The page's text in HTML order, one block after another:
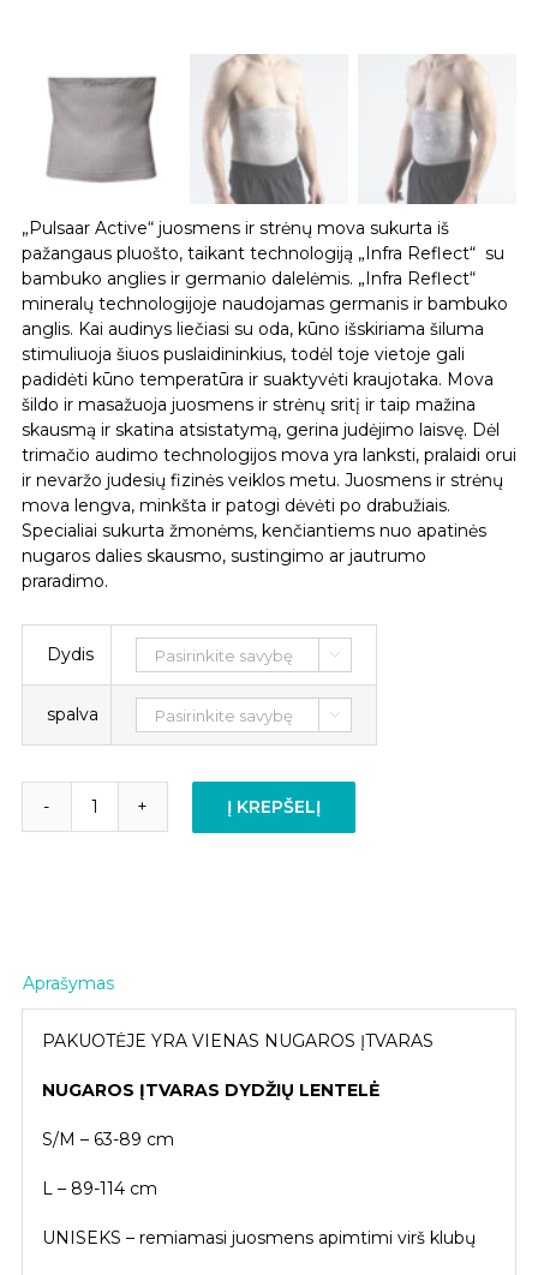
„Pulsaar Active“ juosmens ir strėnų mova sukurta iš
pažangaus pluošto, taikant technologiją „Infra Reflect“ su
bambuko anglies ir germanio dalelėmis. „Infra Reflect“
mineralų technologijoje naudojamas germanis ir bambuko
anglis. Kai audinys liečiasi su oda, kūno išskiriama šiluma
stimuliuoja šiuos puslaidininkius, todėl toje vietoje gali
padidėti kūno temperatūra ir suaktyvėti kraujotaka. Mova
šildo ir masažuoja juosmens ir strėnų sritį ir taip mažina
skausmą ir skatina atsistatymą, gerina judėjimo laisvę. Dėl
trimačio audimo technologijos mova yra lanksti, pralaidi orui
ir nevaržo judesių fizinės veiklos metu. Juosmens ir strėnų
mova lengva, minkšta ir patogi dėvėti po drabužiais.
Specialiai sukurta žmonėms, kenčiantiems nuo apatinės
nugaros dalies skausmo, sustingimo ar jautrumo
praradimo.
Dydis 
spalva 
produkto
ir
mova
germaniu
Į KREPŠELĮ
Aprašymas
PAKUOTĖJE YRA VIENAS NUGAROS ĮTVARAS
NUGAROS ĮTVARAS DYDŽIŲ LENTELĖ
S/M – 63-89 cm
L – 89-114 cm
UNISEKS – remiamasi juosmens apimtimi virš klubų